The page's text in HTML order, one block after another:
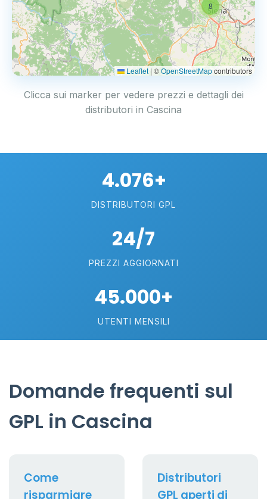
8
Leaflet | ©OpenStreetMapcontributors
Clicca sui marker per vedere prezzi e dettagli dei
distributori in Cascina
4.076+
DISTRIBUTORI GPL
24/7
PREZZI AGGIORNATI
45.000+
UTENTI MENSILI
Domande frequenti sul
GPL in Cascina
Come
risparmiare
Distributori
GPL aperti di